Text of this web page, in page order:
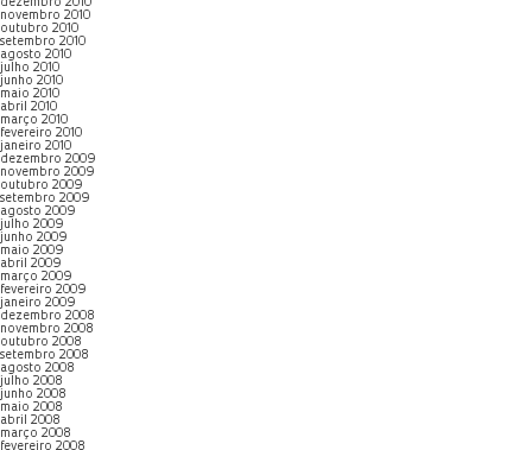
dezembro 2010
novembro 2010
outubro 2010
setembro 2010
agosto 2010
julho 2010
junho 2010
maio 2010
abril 2010
março 2010
fevereiro 2010
janeiro 2010
dezembro 2009
novembro 2009
outubro 2009
setembro 2009
agosto 2009
julho 2009
junho 2009
maio 2009
abril 2009
março 2009
fevereiro 2009
janeiro 2009
dezembro 2008
novembro 2008
outubro 2008
setembro 2008
agosto 2008
julho 2008
junho 2008
maio 2008
abril 2008
março 2008